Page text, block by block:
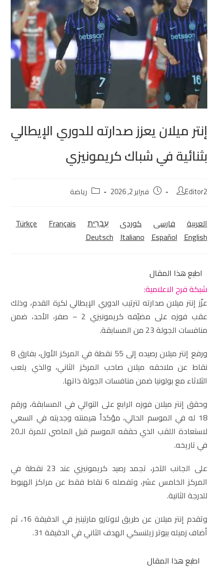
إنتر ميلان يعزز صدارته للدوري الإيطالي
بثنائية في شباك كريمونيزي
Editor2 فبراير 2, 2026 رياضة
العربية فارسی كوردی‎ עִבְרִית Türkçe
Français
Deutsch Italiano Español English
اطبع هذا المقال
شبكة فرح الاعلامية:
عزّز إنتر ميلان صدارته لترتيب الدوري الإيطالي لكرة القدم، وذلك
عقب فوزه على مضيّفه كريمونيزي 2 – صفر، الأحد، ضمن
منافسات الجولة 23 من المسابقة.
ورفع إنتر ميلان رصيده إلى 55 نقطة في المركز الأول، بفارق 8
نقاط عن ملاحقه ميلان صاحب المركز الثاني، والذي يلعب
الثلاثاء مع بولونيا ضمن منافسات الجولة ذاتها.
وحقق إنتر ميلان فوزه الرابع على التوالي في المسابقة، ورقم
18 له في الموسم الحالي، مؤكداً هيمنته وجديته في السعي
لاستعادة اللقب الذي حققه الموسم قبل الماضي للمرة الـ20
في تاريخه.
على الجانب الآخر، تجمد رصيد كريمونيزي عند 23 نقطة في
المركز الخامس عشر، وتفصله 6 نقاط فقط عن مراكز الهبوط
للدرجة الثانية.
وتقدم إنتر ميلان عن طريق لاوتارو مارتينيز في الدقيقة 16، ثم
أضاف زميله بيوتر زيلنسكي الهدف الثاني في الدقيقة 31.
اطبع هذا المقال